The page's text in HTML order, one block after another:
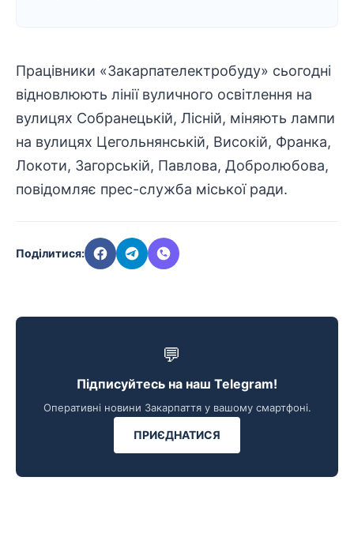
Працівники «Закарпателектробуду» сьогодні
відновлюють лінії вуличного освітлення на
вулицях Собранецькій, Лісній, міняють лампи
на вулицях Цегольнянській, Високій, Франка,
Локоти, Загорській, Павлова, Добролюбова,
повідомляє прес-служба міської ради.
Поділитися:
💬
Підписуйтесь на наш Telegram!
Оперативні новини Закарпаття у вашому смартфоні.
ПРИЄДНАТИСЯ